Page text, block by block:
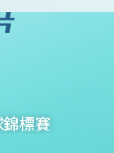
標賽